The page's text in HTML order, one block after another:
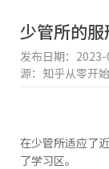
少管所的
发布日期：
源：知乎从零开始
在少管所适应了
了学习区。